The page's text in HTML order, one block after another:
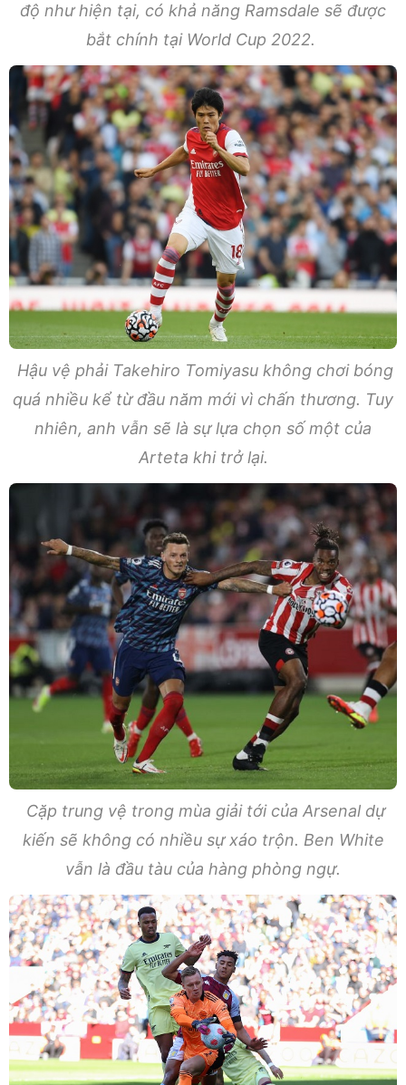
độ như hiện tại, có khả năng Ramsdale sẽ được
bắt chính tại World Cup 2022.
Hậu vệ phải Takehiro Tomiyasu không chơi bóng
quá nhiều kể từ đầu năm mới vì chấn thương. Tuy
nhiên, anh vẫn sẽ là sự lựa chọn số một của
Arteta khi trở lại.
Cặp trung vệ trong mùa giải tới của Arsenal dự
kiến sẽ không có nhiều sự xáo trộn. Ben White
vẫn là đầu tàu của hàng phòng ngự.